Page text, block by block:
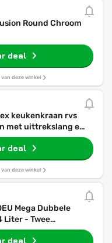
Round Chroom
deal
van deze winkel
keukenkraan rvs
met uittrekslang en
deal
van deze winkel
Mega Dubbele
Liter - Twee
MegaZone -
deal